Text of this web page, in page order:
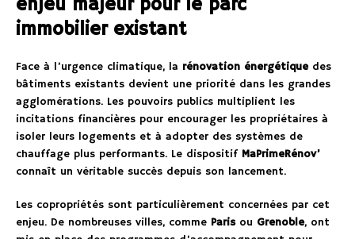
immobilier existant
Face à l’urgence climatique, la rénovation énergétiquedes
bâtiments existants devient une priorité dans les grandes
agglomérations. Les pouvoirs publics multiplient les
incitations financières pour encourager les propriétaires à
isoler leurs logements et à adopter des systèmes de
chauffage plus performants. Le dispositif MaPrimeRénov’
connaît un véritable succès depuis son lancement.
Les copropriétés sont particulièrement concernées par cet
enjeu. De nombreuses villes, comme Parisou Grenoble, ont